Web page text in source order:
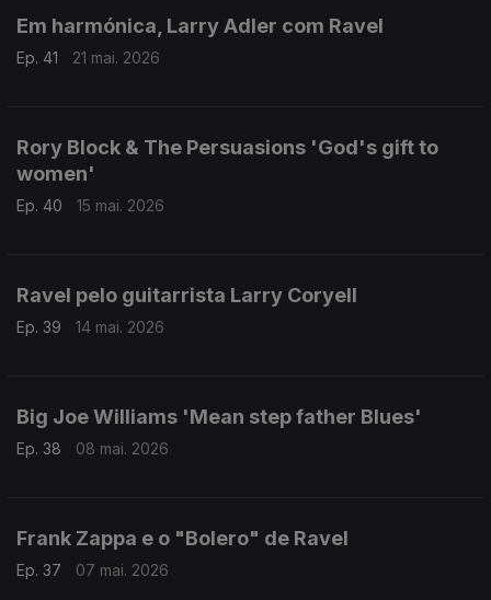
Em harmónica, Larry Adler com Ravel
Ep. 41 21 mai. 2026
Rory Block & The Persuasions 'God's gift to
women'
Ep. 40 15 mai. 2026
Ravel pelo guitarrista Larry Coryell
Ep. 39 14 mai. 2026
Big Joe Williams 'Mean step father Blues'
Ep. 38 08 mai. 2026
Frank Zappa e o "Bolero" de Ravel
Ep. 37 07 mai. 2026